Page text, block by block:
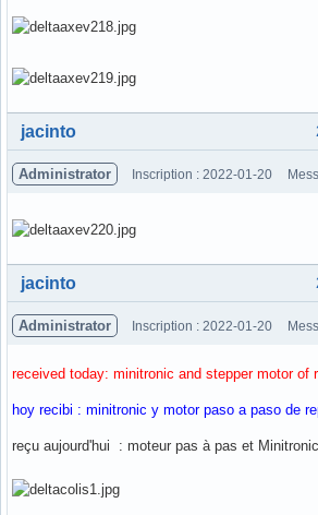
Hors ligne
jacinto
Administrator Inscription : 2022-01-20
Hors ligne
jacinto
Administrator Inscription : 2022-01-20
received today: minitronic and stepper motor of
hoy recibi : minitronic y motor paso a paso de
reçu aujourd'hui : moteur pas à pas et